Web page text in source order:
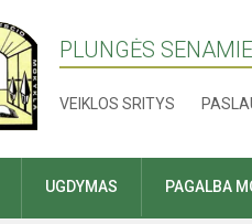
PLUNGĖS
VEIKLOS SRITYS
UGDYMAS PAGALBA